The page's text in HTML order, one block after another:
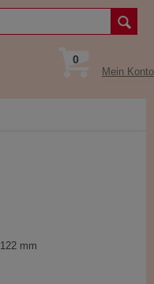
0
Mein Konto
mm